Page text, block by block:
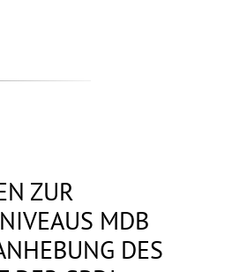
ZUR
MDB
DES